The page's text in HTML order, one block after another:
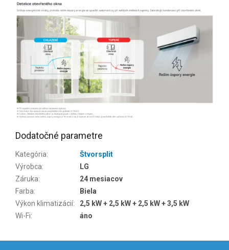
Dodatočné parametre
Kategória:
Štvorsplit
Výrobca:
LG
Záruka:
24 mesiacov
Farba:
Biela
Výkon klimatizácií:
2,5 kW + 2,5 kW + 2,5 kW + 3,5 kW
Wi-Fi: áno